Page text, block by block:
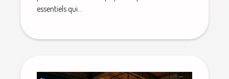
essentiels qui...